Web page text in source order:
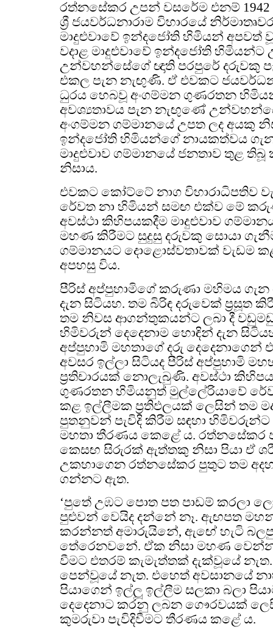
රත්නසේකර උපන් වසරේම එනම්
ශ්‍රී ජයවර්ධනාරාම විහාරයේ
මාදුළුවාවේ ඉන්දජෝති හිමියන් අපවත්
වදාළ මාදුළුවාවේ ඉන්දජෝති හිමියන්ට
උන්වහන්සේගේ ඥාති පරපුරේ දරුවකු
එකල පැන නැඟුණි. ඒ එවකට
ධුරය හෙබවූ අංගම්මන ගුණරතන
අවශ්‍යතාවය පැන නැඟුණේ
අංගම්මන ගම්මානයේ උපත ලද අයකු
ඉන්දජෝති හිමියන්ගේ නායකත්වය ගැන
මාදුළුවාව ගම්මානයේ ජනතාව තුළ
නිසාය.
එවකට කෝට්ටේ නාග විහාරාධිපතිව
රේවත නා හිමියන් සමඟ එක්ව මේ
අවස්ථා කිහිපයකදීම මාදුළුවාව
මහණ කිරීමට සුදුසු දරුවකු සොයා
ගම්මානයට දොළොස්වතාවක් වැඩම
අපහසු විය.
පීරිස් අප්පුහාමිගේ කරුණා මහිමය
දැන සිටියහ. තම බිරිඳ දරුවෙක් ප්‍රසූත
තම නිවස ආගන්තුකයන්ට ලබා දී
හිමිවරුන් දෙදෙනාම හොඳින් දැන
අප්පුහාමි මහතාගේ දරු දෙදෙනාගෙන්
අවසර ඉල්ලා සිටියද පීරිස් අප්පුහාමි
ප්‍රතිචාරයක් නොලැබුණි. අවස්ථා
ගුණරතන හිමියනුත් මුල්ලේරියාවේ
කළ ඉල්ලීමක ප්‍රතිඵලයක් ලෙසින් තම
පුතනුවන් පැවිදි කිරීම සඳහා හිමිවරුන්ට
මහතා තීරණය කෙළේ ය. රත්නසේකර
කෙසඟ සිරුරක් ඇත්තකු නිසා පියා ඒ
උකහාගෙන රත්නසේකර පුතුට තම
ගන්නට ඇත.
‘පුතේ උඹට පොත පත පාඩම් කරලා
පුළුවන් වෙයිද දන්නේ නෑ. ඇඟපත
කරන්නත් අමාරුයිනේ, ඇඟේ හැටි
තේරෙනවනේ. ඒක නිසා මහණ
වීමට එතරම් කැමැත්තක් දැක්වූයේ නැත.
පෙන්වූයේ නැත. එහෙත් අවසානයේ
පියාගෙන් ඉල්ලූ ඉල්ලීම සලකා බලා
දෙදෙනාට කරනු ලබන ගෞරවයක්
කුමරුවා පැවිදිවීමට තීරණය කළේ ය.